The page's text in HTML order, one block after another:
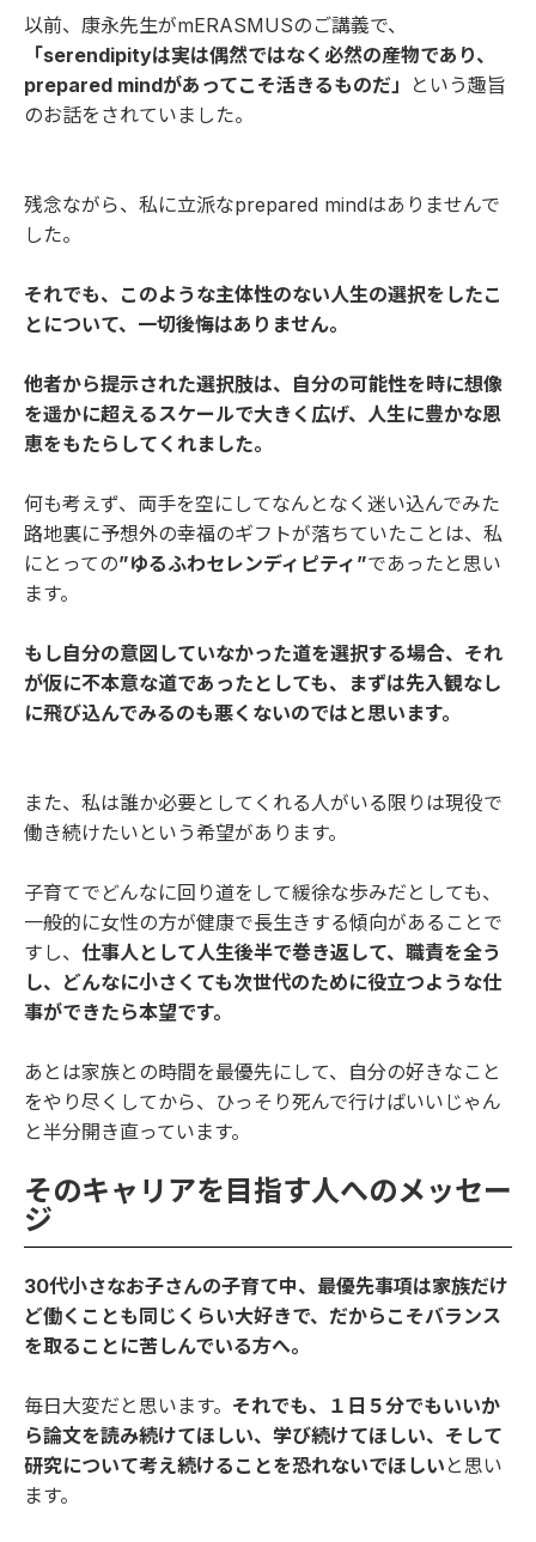
以前、康永先生がmERASMUSのご講義で、
「serendipityは実は偶然ではなく必然の産物であり、
prepared mindがあってこそ活きるものだ」
という趣旨
のお話をされていました。
残念ながら、私に立派なprepared mindはありませんで
した。
それでも、このような主体性のない人生の選択をしたこ
とについて、一切後悔はありません。
他者から提示された選択肢は、自分の可能性を時に想像
を遥かに超えるスケールで大きく広げ、人生に豊かな恩
恵をもたらしてくれました。
何も考えず、両手を空にしてなんとなく迷い込んでみた
路地裏に予想外の幸福のギフトが落ちていたことは、私
にとっての”ゆるふわセレンディピティ”であったと思い
ます。
もし自分の意図していなかった道を選択する場合、それ
が仮に不本意な道であったとしても、まずは先入観なし
に飛び込んでみるのも悪くないのではと思います。
また、私は誰か必要としてくれる人がいる限りは現役で
働き続けたいという希望があります。
子育てでどんなに回り道をして緩徐な歩みだとしても、
一般的に女性の方が健康で長生きする傾向があることで
すし、 仕事人として人生後半で巻き返して、職責を全う
し、どんなに小さくても次世代のために役立つような仕
事ができたら本望です。
あとは家族との時間を最優先にして、自分の好きなこと
をやり尽くしてから、ひっそり死んで行けばいいじゃん
と半分開き直っています。
そのキャリアを目指す人へのメッセー
ジ
30代小さなお子さんの子育て中、最優先事項は家族だけ
ど働くことも同じくらい大好きで、だからこそバランス
を取ることに苦しんでいる方へ。
毎日大変だと思います。 それでも、１日５分でもいいか
ら論文を読み続けてほしい、学び続けてほしい、そして
研究について考え続けることを恐れないでほしい と思い
ます。